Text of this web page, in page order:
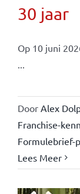
30 jaar
Op 10 juni
Door Alex
Franchise-
Formulebrief-
Lees Meer